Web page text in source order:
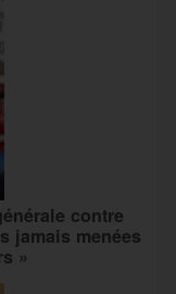
contre
jamais menées
»